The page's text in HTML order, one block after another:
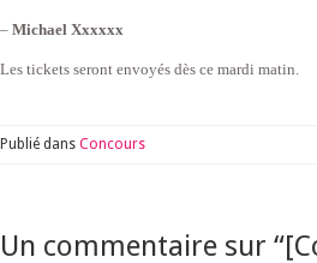
– Michael Xxxxxx
Les tickets seront envoyés dès ce mardi matin.
Publié dans Concours
Un commentaire sur “